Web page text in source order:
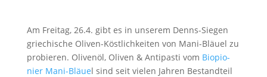
Am Freitag, 26.4. gibt es in unserem Denns-Siegen
griechi­sche Oliven-Köstlich­kei­ten von Mani-Bläuel zu
probie­ren. Olivenöl, Oliven & Antipasti vom Biopio­
nier Mani-Bläuel sind seit vielen Jahren Bestand­teil